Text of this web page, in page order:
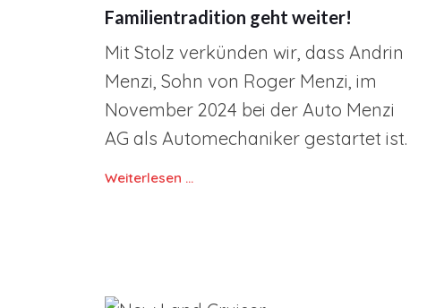
Familientradition geht weiter!
Mit Stolz verkünden wir, dass Andrin
Menzi, Sohn von Roger Menzi, im
November 2024 bei der Auto Menzi
AG als Automechaniker gestartet ist.
Weiterlesen …